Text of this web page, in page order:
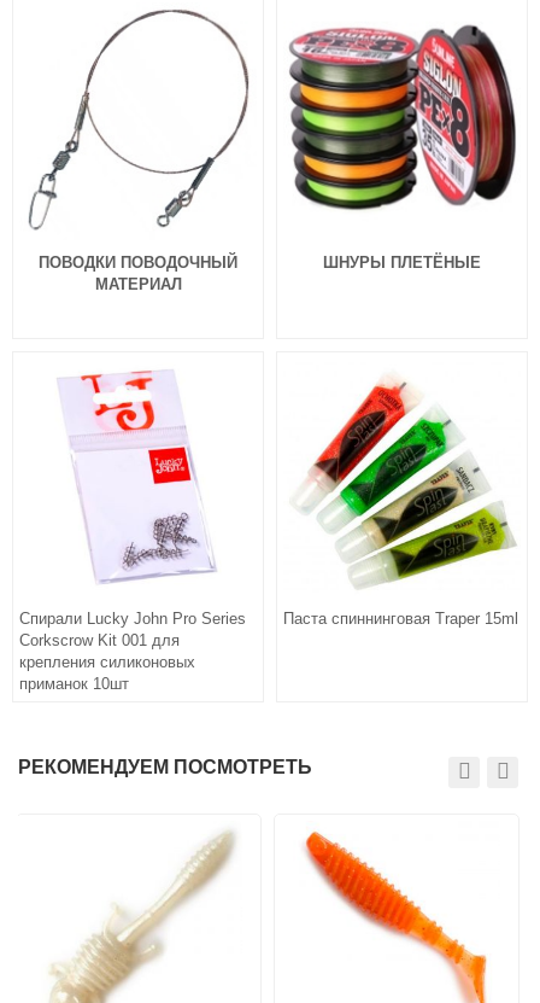
ПОВОДКИ ПОВОДОЧНЫЙ
МАТЕРИАЛ
ШНУРЫ ПЛЕТЁНЫЕ
Спирали Lucky John Pro Series
Corkscrow Kit 001 для
крепления силиконовых
приманок 10шт
Паста спиннинговая Traper 15ml
РЕКОМЕНДУЕМ ПОСМОТРЕТЬ